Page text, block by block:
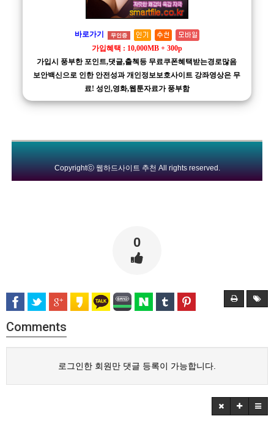
바로가기 무인증
가입혜택 : 10,000MB + 300p
가입시 풍부한 포인트,댓글,출첵등 무료쿠폰혜택받는경로많음
보안백신으로 인한 안전성과 개인정보보호사이트 강좌영상은 무
료! 성인,영화,웹툰자료가 풍부함
Copyrightⓒ 웹하드사이트 추천 All rights reserved.
0
Comments
로그인한 회원만 댓글 등록이 가능합니다.